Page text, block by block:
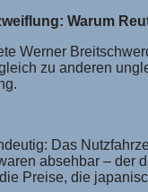
Warum
Werner
zu anderen
Das
absehbar – der
Preise, die